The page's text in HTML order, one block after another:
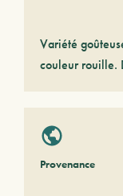
Variété
couleur rouille.
Provenance